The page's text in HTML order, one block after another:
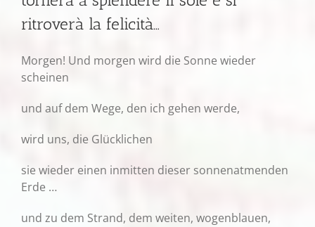
ritroverà la felicità…
Morgen! Und morgen wird die Sonne wieder
scheinen
und auf dem Wege, den ich gehen werde,
wird uns, die Glücklichen
sie wieder einen inmitten dieser sonnenatmenden
Erde …
und zu dem Strand, dem weiten, wogenblauen,